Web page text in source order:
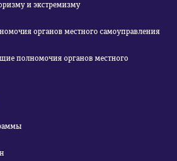
и экстремизму
органов местного самоуправления
полномочия органов местного